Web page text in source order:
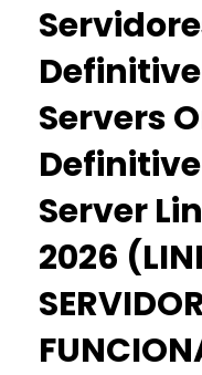
Servers
Server
2026